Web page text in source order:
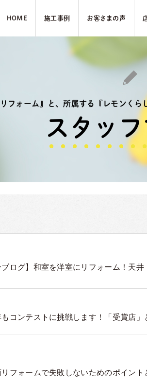
HOME 施⼯事例 お客さまの声
リフォーム』と、所属する『レモンくら
スタッ
ブログ】和室を洋室にリフォーム！天
もコンテストに挑戦します！「受賞店
リフォームで失敗しないためのポイント